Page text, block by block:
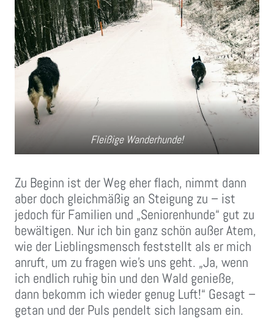
Fleißige Wanderhunde!
Zu Beginn ist der Weg eher flach, nimmt dann
aber doch gleichmäßig an Steigung zu – ist
jedoch für Familien und „Seniorenhunde“ gut zu
bewältigen. Nur ich bin ganz schön außer Atem,
wie der Lieblingsmensch feststellt als er mich
anruft, um zu fragen wie’s uns geht. „Ja, wenn
ich endlich ruhig bin und den Wald genieße,
dann bekomm ich wieder genug Luft!“ Gesagt –
getan und der Puls pendelt sich langsam ein.